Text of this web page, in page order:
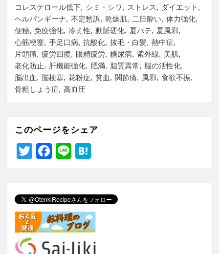
コレステロール低下
シミ・シワ ストレス
ダイエット
ヘルパンギーナ
不定愁訴 乾燥肌 二日酔い
体力強化
便秘 免疫強化 冷え性 動脈硬化 夏バテ
夏風邪
心筋梗塞 手足口病 抗酸化 抜毛・白髪 熱中症
片頭痛
疲労回復 眼精疲労 糖尿病 紫外線
美肌
老化防止
肝機能強化 肥満 脂質異常
脳の活性化
脳出血
脳梗塞 花粉症 貧血 関節痛 風邪 食欲不振
骨粗しょう症
高血圧
このページをシェア
T
er
F
e
b
o
o
Li
n
a